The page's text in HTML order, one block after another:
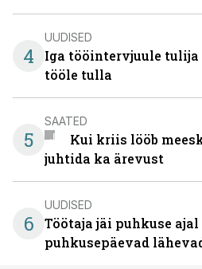
4
UUDISED
Iga tööintervjuule tulija
tööle tulla
5
SAATED
Kui kriis lööb
juhtida ka ärevust
6
UUDISED
Töötaja jäi puhkuse
puhkusepäevad